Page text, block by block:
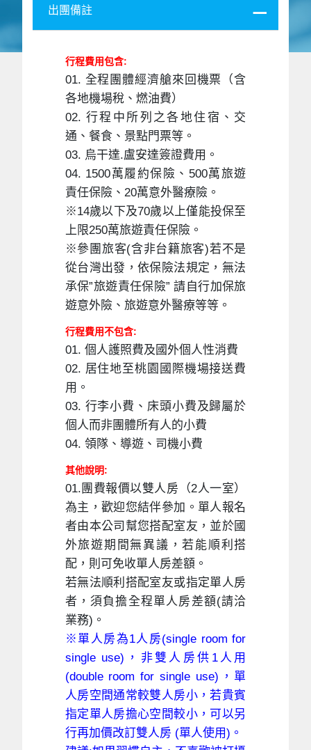
出團備註
行程費用包含:
01. 全程團體經濟艙來回機票（含
各地機場稅、燃油費）
02. 行程中所列之各地住宿、交
通、餐食、景點門票等。
03. 烏干達.盧安達簽證費用。
04. 1500萬履約保險、500萬旅遊
責任保險、20萬意外醫療險。
※14歲以下及70歲以上僅能投保至
上限250萬旅遊責任保險。
※參團旅客(含非台籍旅客)若不是
從台灣出發，依保險法規定，無法
承保”旅遊責任保險” 請自行加保旅
遊意外險、旅遊意外醫療等等。
行程費用不包含:
01. 個人護照費及國外個人性消費
02. 居住地至桃園國際機場接送費
用。
03. 行李小費、床頭小費及歸屬於
個人而非團體所有人的小費
04. 領隊、導遊、司機小費
其他說明:
01.團費報價以雙人房（2人一室）
為主，歡迎您結伴參加。單人報名
者由本公司幫您搭配室友，並於國
外旅遊期間無異議，若能順利搭
配，則可免收單人房差額。
若無法順利搭配室友或指定單人房
者，須負擔全程單人房差額(請洽
業務)。
※單人房為1人房(single room for
single use)，非雙人房供1人用
(double room for single use)，單
人房空間通常較雙人房小，若貴賓
指定單人房擔心空間較小，可以另
行再加價改訂雙人房 (單人使用)。